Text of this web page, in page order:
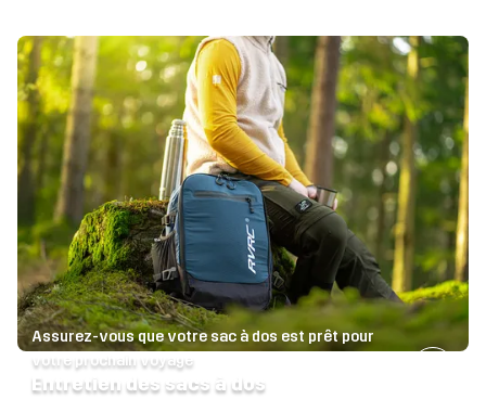
Assurez-vous que votre sac à dos est prêt pour
votre prochain voyage
Entretien des sacs à dos